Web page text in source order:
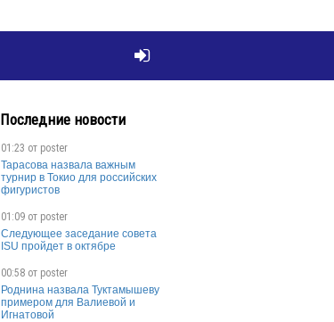

Последние новости
01:23 от poster
Тарасова назвала важным
турнир в Токио для российских
фигуристов
01:09 от poster
Следующее заседание совета
ISU пройдет в октябре
00:58 от poster
Роднина назвала Туктамышеву
примером для Валиевой и
Игнатовой